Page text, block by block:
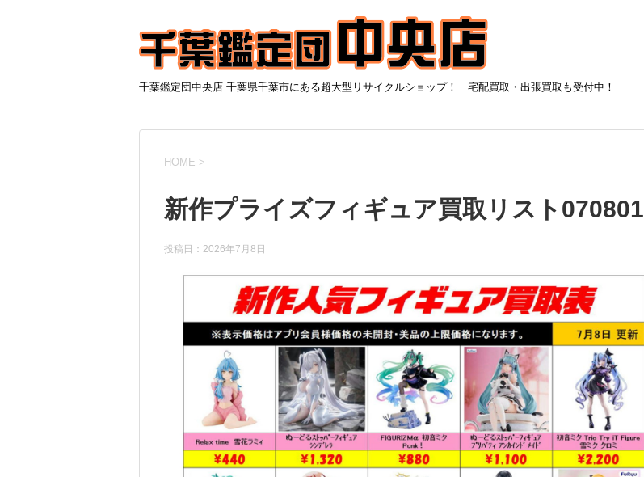
千葉鑑定団中央店 千葉県千葉市にある超大型リサイクルショップ！ 宅配買取・出張買取も受付中！
HOME >
新作プライズフィギュア買取リスト070801
投稿日： 2026年7月8日